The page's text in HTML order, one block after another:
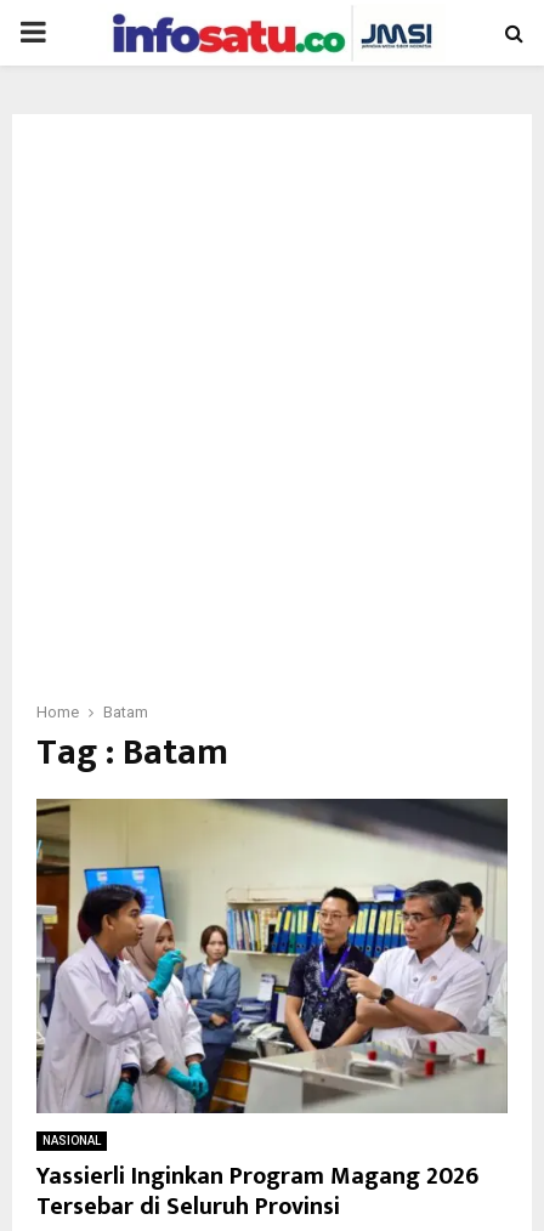
PRIMARY
Home Batam
Tag : Batam
NASIONAL
Yassierli Inginkan Program Magang 2026
Tersebar di Seluruh Provinsi